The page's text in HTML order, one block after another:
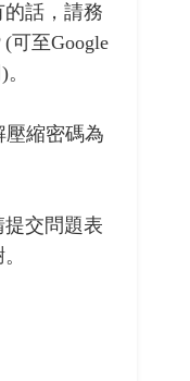
話，請務
可至Google
壓縮密碼為
交問題表